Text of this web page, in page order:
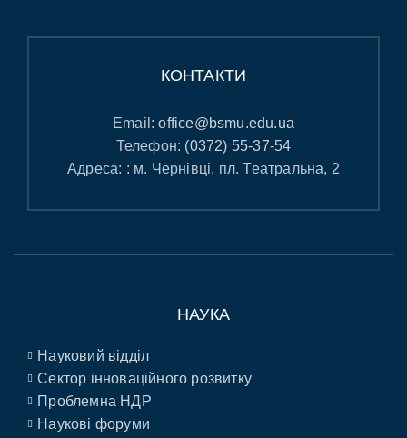
КОНТАКТИ
Email:office@bsmu.edu.ua
Телефон: (0372) 55-37-54
Адреса: : м. Чернівці, пл. Театральна, 2
НАУКА
Науковий відділ
Сектор інноваційного розвитку
Проблемна НДР
Наукові форуми